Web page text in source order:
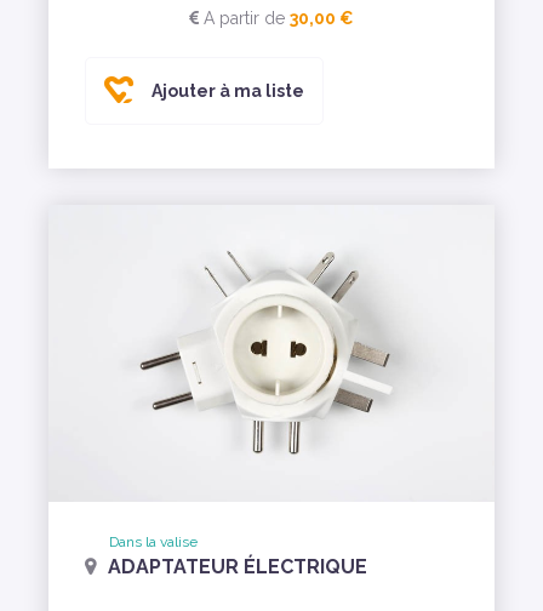
A partir de 30,00 €
Ajouter à ma liste
Dans la valise
ADAPTATEUR ÉLECTRIQUE